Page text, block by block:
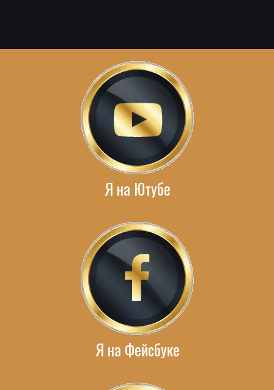
Я на Ютубе
Я на Фейсбуке